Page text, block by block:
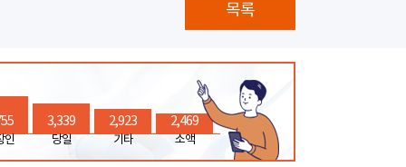
목록
인
3,339
당일
2,923
기타
2,469
소액